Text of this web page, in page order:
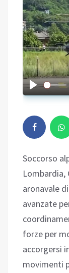
Soccorso
Lombardia,
aronavale
avanzate
forze per
accorgersi
movimenti